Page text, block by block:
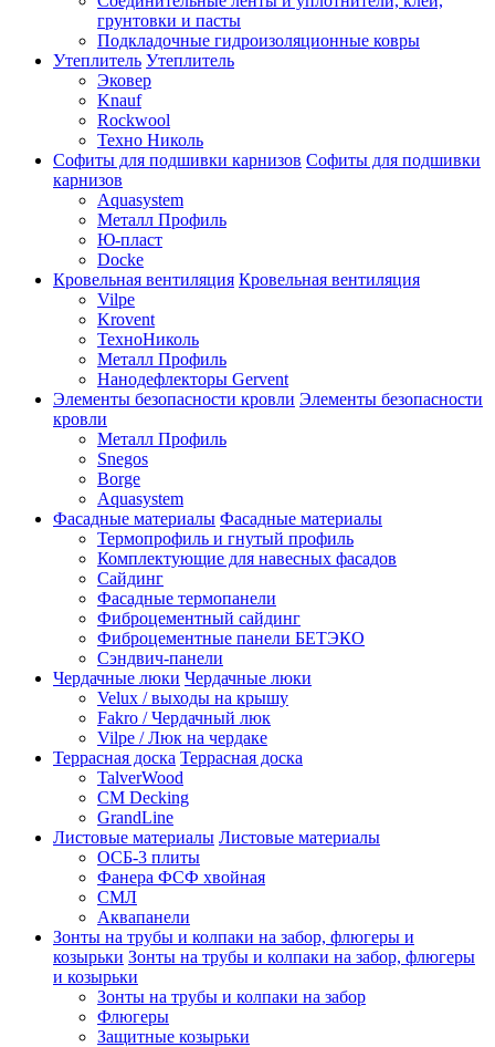
грунтовки и пасты
Подкладочные гидроизоляционные ковры
Утеплитель Утеплитель
Эковер
Knauf
Rockwool
Техно Николь
Софиты для подшивки карнизов Софиты для подшивки
карнизов
Aquasystem
Металл Профиль
Ю-пласт
Docke
Кровельная вентиляция Кровельная вентиляция
Vilpe
Krovent
ТехноНиколь
Металл Профиль
Нанодефлекторы Gervent
Элементы безопасности кровли Элементы безопасности
кровли
Металл Профиль
Snegos
Borge
Aquasystem
Фасадные материалы Фасадные материалы
Термопрофиль и гнутый профиль
Комплектующие для навесных фасадов
Сайдинг
Фасадные термопанели
Фиброцементный сайдинг
Фиброцементные панели БЕТЭКО
Сэндвич-панели
Чердачные люки Чердачные люки
Velux / выходы на крышу
Fakro / Чердачный люк
Vilpe / Люк на чердаке
Террасная доска Террасная доска
TalverWood
CM Decking
GrandLine
Листовые материалы Листовые материалы
ОСБ-3 плиты
Фанера ФСФ хвойная
СМЛ
Аквапанели
Зонты на трубы и колпаки на забор, флюгеры и
козырьки Зонты на трубы и колпаки на забор, флюгеры
и козырьки
Зонты на трубы и колпаки на забор
Флюгеры
Защитные козырьки